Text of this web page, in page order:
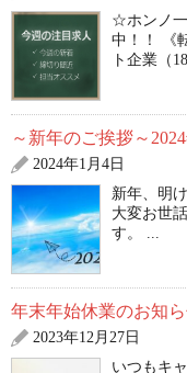
☆ホンノ
中！！ 《
ト企業（
～新年のご挨拶～
2024年1月4日
新年、明
大変お世
す。 ...
年末年始休業のお知
2023年12月27日
いつもキ